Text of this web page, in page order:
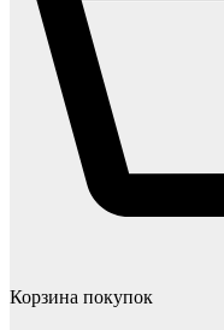
Корзина покупок